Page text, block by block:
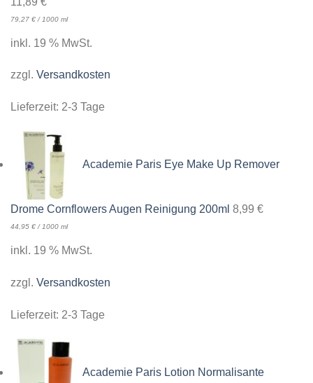
79,27 € / 1000 ml
inkl. 19 % MwSt.
zzgl. Versandkosten
Lieferzeit: 2-3 Tage
Academie Paris Eye Make Up Remover
Drome Cornflowers Augen Reinigung 200ml 8,99 €
44,95 € / 1000 ml
inkl. 19 % MwSt.
zzgl. Versandkosten
Lieferzeit: 2-3 Tage
Academie Paris Lotion Normalisante